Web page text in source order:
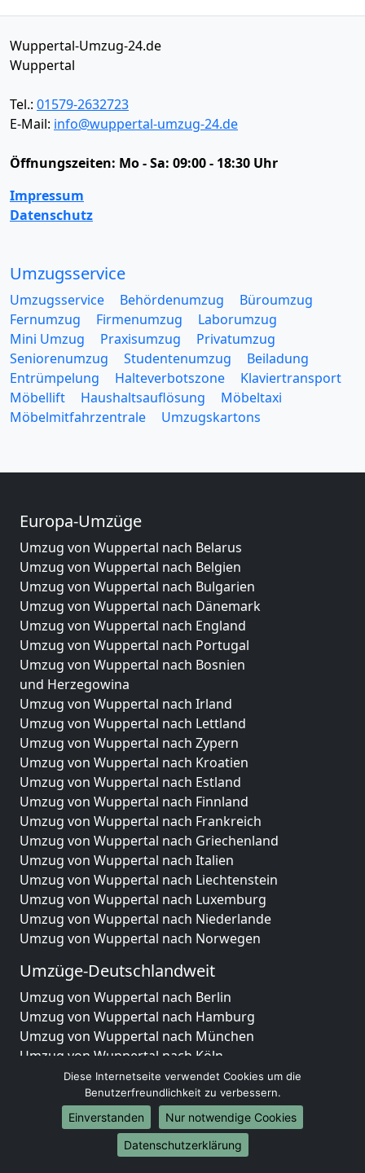
Wuppertal-Umzug-24.de
Wuppertal
Tel.: 01579-2632723
E-Mail: info@wuppertal-umzug-24.de
Öffnungszeiten: Mo - Sa: 09:00 - 18:30 Uhr
Impressum
Datenschutz
Umzugsservice
Umzugsservice Behördenumzug
Büroumzug
Fernumzug
Firmenumzug
Laborumzug
Mini Umzug
Praxisumzug
Privatumzug
Seniorenumzug
Studentenumzug
Beiladung
Entrümpelung
Halteverbotszone
Klaviertransport
Möbellift
Haushaltsauflösung
Möbeltaxi
Möbelmitfahrzentrale
Umzugskartons
Europa-Umzüge
Umzug von Wuppertal nach Belarus
Umzug von Wuppertal nach Belgien
Umzug von Wuppertal nach Bulgarien
Umzug von Wuppertal nach Dänemark
Umzug von Wuppertal nach England
Umzug von Wuppertal nach Portugal
Umzug von Wuppertal nach Bosnien
und Herzegowina
Umzug von Wuppertal nach Irland
Umzug von Wuppertal nach Lettland
Umzug von Wuppertal nach Zypern
Umzug von Wuppertal nach Kroatien
Umzug von Wuppertal nach Estland
Umzug von Wuppertal nach Finnland
Umzug von Wuppertal nach Frankreich
Umzug von Wuppertal nach Griechenland
Umzug von Wuppertal nach Italien
Umzug von Wuppertal nach Liechtenstein
Umzug von Wuppertal nach Luxemburg
Umzug von Wuppertal nach Niederlande
Umzug von Wuppertal nach Norwegen
Umzüge-Deutschlandweit
Umzug von Wuppertal nach Berlin
Umzug von Wuppertal nach Hamburg
Umzug von Wuppertal nach München
Umzug von Wuppertal nach Köln
Umzug von Wuppertal nach Frankfurt am Main
Umzug von Wuppertal nach Stuttgart
Umzug von Wuppertal nach Düsseldorf
Umzug von Wuppertal nach Leipzig
Umzug von Wuppertal nach Dortmund
Diese Internetseite verwendet Cookies um die
Benutzerfreundlichkeit zu verbessern.
Einverstanden
Nur notwendige Cookies
Datenschutzerklärung